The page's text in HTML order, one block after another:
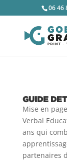
06 46
GUIDE
Mise en
Verbal
ans qui
partenaires